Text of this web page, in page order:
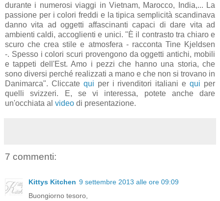
durante i numerosi viaggi in Vietnam, Marocco, India,... La
passione per i colori freddi e la tipica semplicità scandinava
danno vita ad oggetti affascinanti capaci di dare vita ad
ambienti caldi, accoglienti e unici. "È il contrasto tra chiaro e
scuro che crea stile e atmosfera - racconta Tine Kjeldsen
-. Spesso i colori scuri provengono da oggetti antichi, mobili
e tappeti dell'Est. Amo i pezzi che hanno una storia, che
sono diversi perché realizzati a mano e che non si trovano in
Danimarca". Cliccate qui per i rivenditori italiani equi per
quelli svizzeri. E, se vi interessa, potete anche dare
un'occhiata al video di presentazione.
7 commenti:
Kittys Kitchen 9 settembre 2013 alle ore 09:09
Buongiorno tesoro,